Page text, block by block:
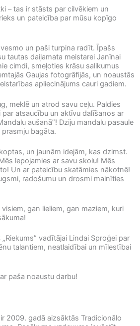
– tas ir stāsts par cilvēkiem un
un pateicība par mūsu kopīgo
un paši turpina radīt. Īpašs
tautas daiļamata meistarei Janīnai
cimdi, smeļoties krāsu salikumus
Gaujas fotogrāfijās, un noaustās
apliecinājums cauri gadiem.
meklē un atrod savu ceļu. Paldies
par atsaucību un aktīvu dalīšanos ar
aušanā”! Dziju mandalu pasaule
bagāta.
un jaunām idejām, kas dzimst.
lepojamies ar savu skolu! Mēs
Un ar pateicību skatāmies nākotnē!
radošumu un drosmi mainīties
gan lieliem, gan maziem, kuri
vadītājai Lindai Sproģei par
talantiem, neatlaidībai un mīlestībai
paša noaustu darbu!
2009. gadā aizsāktās Tradicionālo